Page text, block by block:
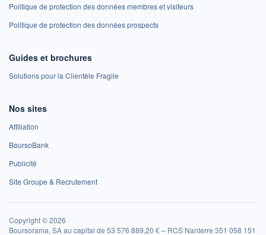
Politique de protection des données membres et visiteurs
Politique de protection des données prospects
Guides et brochures
Solutions pour la Clientèle Fragile
Nos sites
Affiliation
BoursoBank
Publicité
Site Groupe & Recrutement
Copyright © 2026
Boursorama, SA au capital de 53 576 889,20 € – RCS Nanterre 351 058 151